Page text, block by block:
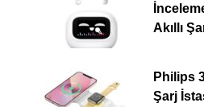
Akıllı
Philips
Şarj